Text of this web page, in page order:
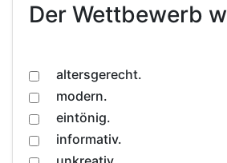
Der Wettbewerb
altersgerecht.
modern.
eintönig.
informativ.